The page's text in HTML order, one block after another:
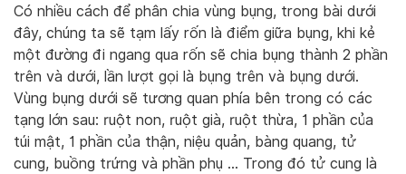
Có nhiều cách để phân chia vùng bụng, trong bài dưới
đây, chúng ta sẽ tạm lấy rốn là điểm giữa bụng, khi kẻ
một đường đi ngang qua rốn sẽ chia bụng thành 2 phần
trên và dưới, lần lượt gọi là bụng trên và bụng dưới.
Vùng bụng dưới sẽ tương quan phía bên trong có các
tạng lớn sau: ruột non, ruột già, ruột thừa, 1 phần của
túi mật, 1 phần của thận, niệu quản, bàng quang, tử
cung, buồng trứng và phần phụ … Trong đó tử cung là